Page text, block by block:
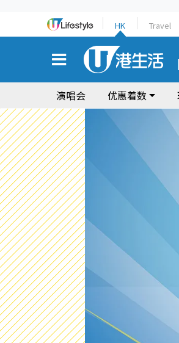
HK Travel
演唱会 优惠着数